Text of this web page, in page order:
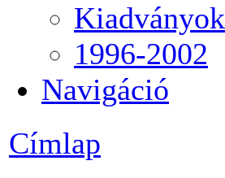
Kiadványok
1996-2002
Navigáció
Címlap